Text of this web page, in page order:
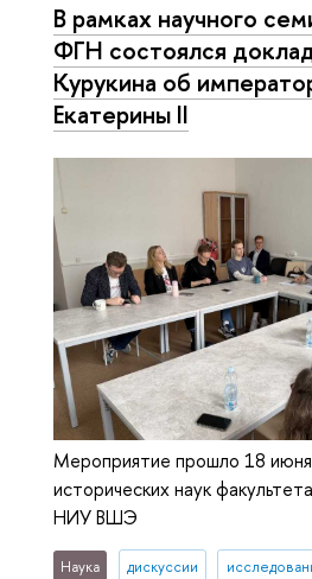
В рамках научного
ФГН состоялся
Курукина об
Екатерины II
Мероприятие прошло 18
исторических наук
НИУ ВШЭ
Наука дискуссии